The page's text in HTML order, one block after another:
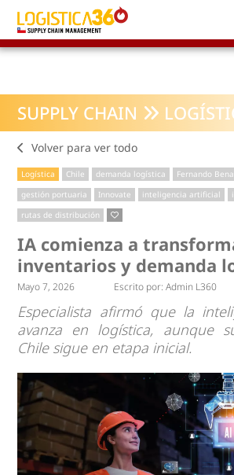
SUPPLY CHAIN
Volver para ver todo
Logística Chile demanda logística
Fernando
gestión portuaria
Innovate inteligencia artificial
rutas de distribución
IA comienza a
inventarios y demanda
Mayo 7, 2026 Escrito por: Admin L360
Especialista afirmó que la
avanza en logística, aunque
Chile sigue en etapa inicial.